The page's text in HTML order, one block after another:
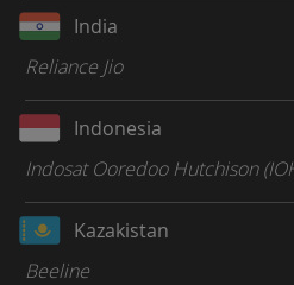
India
Reliance Jio
Indonesia
Indosat Ooredoo Hutchison
Kazakistan
Beeline